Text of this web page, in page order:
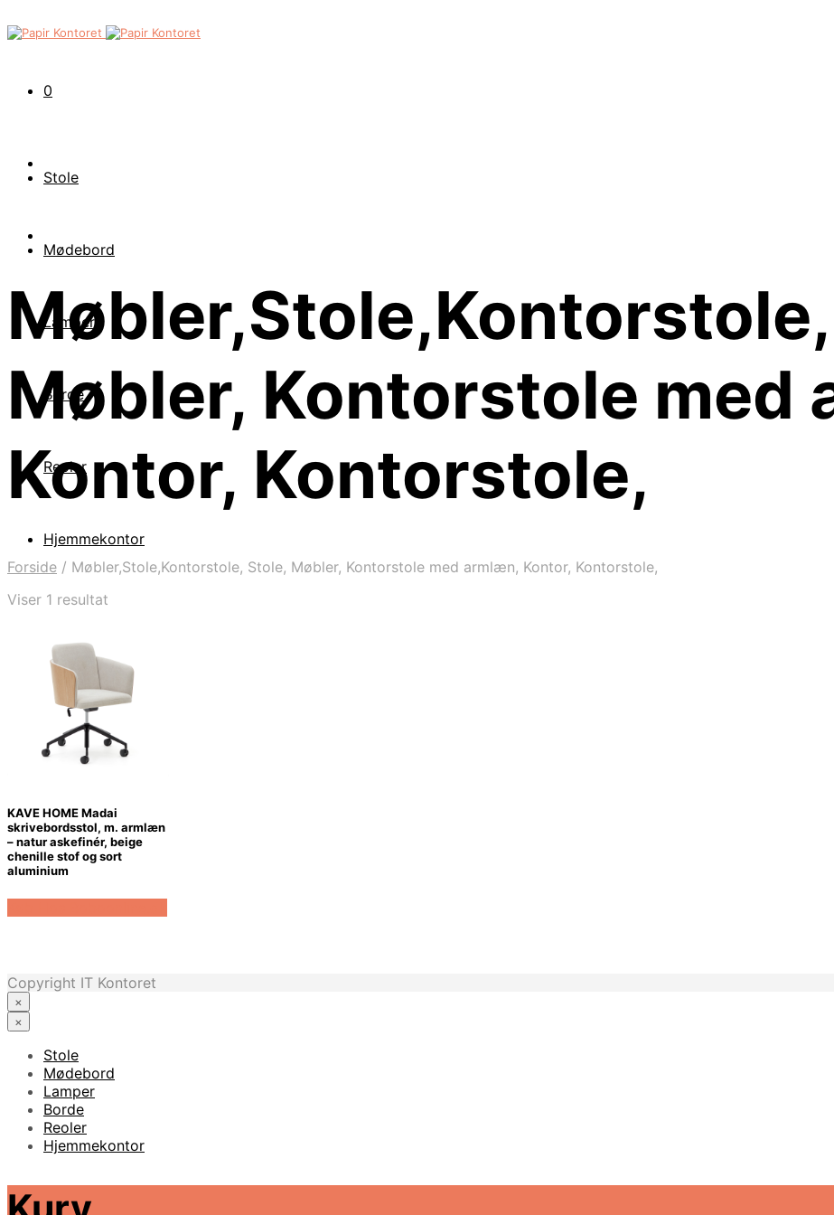
0
Stole
Mødebord
Lamper
Borde
Reoler
Hjemmekontor
Møbler, Kontorstole med
Kontor, Kontorstole,
Forside / Møbler,Stole,Kontorstole, Stole, Møbler, Kontorstole med armlæn, Kontor, Kontorstole,
Viser 1 resultat
KAVE HOME Madai
skrivebordsstol, m. armlæn
– natur askefinér, beige
chenille stof og sort
aluminium
Copyright IT Kontoret
×
×
Stole
Mødebord
Lamper
Borde
Reoler
Hjemmekontor